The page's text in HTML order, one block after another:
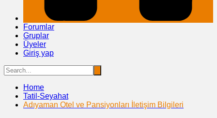
Forumlar
Gruplar
Üyeler
Giriş yap
Home
Tatil-Seyahat
Adıyaman Otel ve Pansiyonları İletişim Bilgileri